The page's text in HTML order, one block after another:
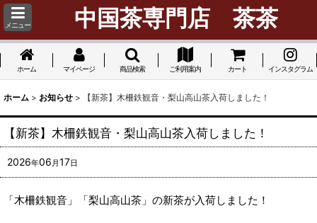
メニュー 中国茶専門店 茶茶
ホーム マイページ 商品検索 ご利用案内 カート インスタグラム
ホーム > お知らせ > 【新茶】木柵鉄観音・梨山高山茶入荷しました！
【新茶】木柵鉄観音・梨山高山茶入荷しました！
2026年06 月17日
「木柵鉄観音」「梨山高山茶」の新茶が入荷しました！